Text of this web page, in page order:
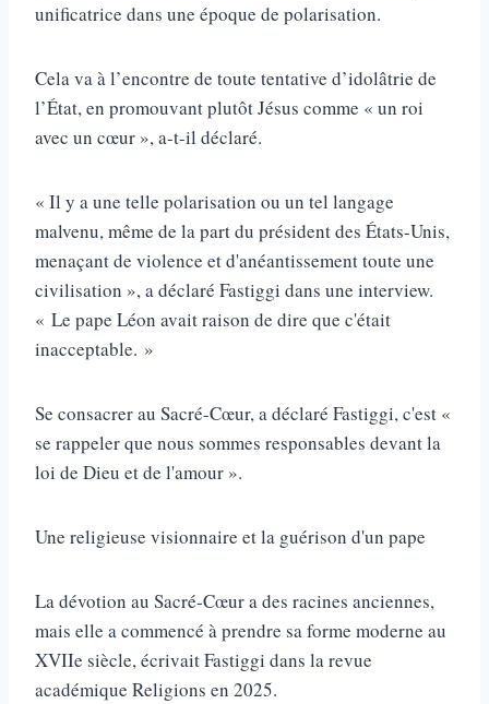
unificatrice dans une époque de polarisation.
Cela va à l’encontre de toute tentative d’idolâtrie de
l’État, en promouvant plutôt Jésus comme « un roi
avec un cœur », a-t-il déclaré.
« Il y a une telle polarisation ou un tel langage
malvenu, même de la part du président des États-Unis,
menaçant de violence et d'anéantissement toute une
civilisation », a déclaré Fastiggi dans une interview.
« Le pape Léon avait raison de dire que c'était
inacceptable. »
Se consacrer au Sacré-Cœur, a déclaré Fastiggi, c'est «
se rappeler que nous sommes responsables devant la
loi de Dieu et de l'amour ».
Une religieuse visionnaire et la guérison d'un pape
La dévotion au Sacré-Cœur a des racines anciennes,
mais elle a commencé à prendre sa forme moderne au
XVIIe siècle, écrivait Fastiggi dans la revue
académique Religions en 2025.